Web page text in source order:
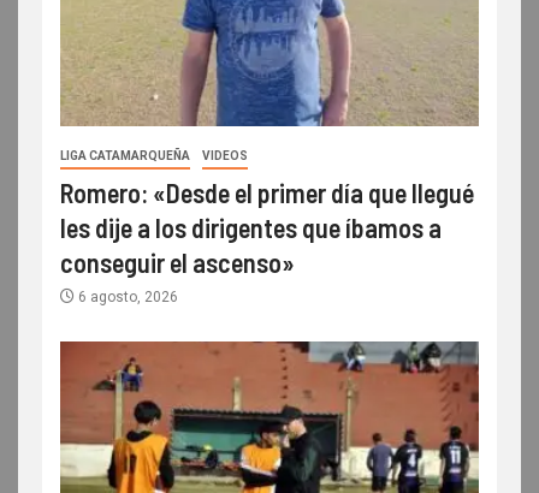
LIGA CATAMARQUEÑA VIDEOS
Romero: «Desde el primer día que llegué
les dije a los dirigentes que íbamos a
conseguir el ascenso»
6 agosto, 2026